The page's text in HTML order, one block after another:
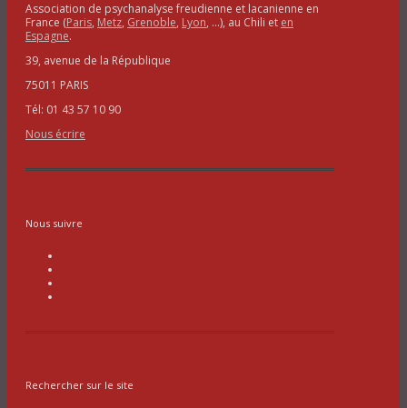
Association de psychanalyse freudienne et lacanienne en
France (Paris, Metz, Grenoble, Lyon, …), au Chili et en
Espagne.
39, avenue de la République
75011 PARIS
Tél: 01 43 57 10 90
Nous écrire
Nous suivre
Rechercher sur le site